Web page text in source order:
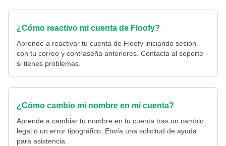
¿Cómo reactivo mi cuenta de Floofy?
Aprende a reactivar tu cuenta de Floofy iniciando sesión
con tu correo y contraseña anteriores. Contacta al soporte
si tienes problemas.
¿Cómo cambio mi nombre en mi cuenta?
Aprende a cambiar tu nombre en tu cuenta tras un cambio
legal o un error tipográfico. Envía una solicitud de ayuda
para asistencia.